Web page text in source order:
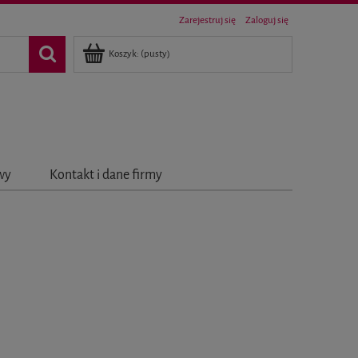
Zarejestruj się Zaloguj się
Koszyk: (pusty)
Kontakt i dane firmy